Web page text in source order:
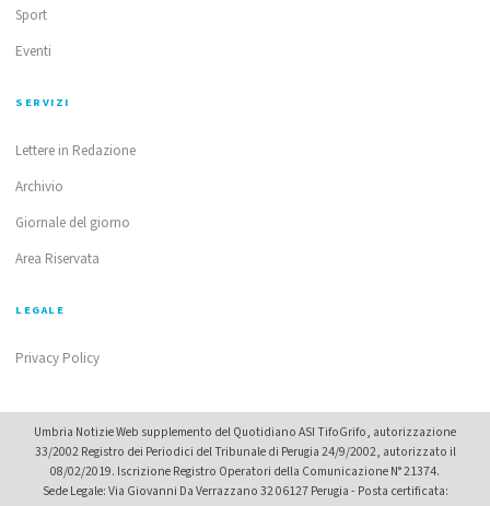
Sport
Eventi
SERVIZI
Lettere in Redazione
Archivio
Giornale del giorno
Area Riservata
LEGALE
Privacy Policy
Umbria Notizie Web supplemento del Quotidiano ASI TifoGrifo, autorizzazione
33/2002 Registro dei Periodici del Tribunale di Perugia 24/9/2002, autorizzato il
08/02/2019. Iscrizione Registro Operatori della Comunicazione N° 21374.
Sede Legale: Via Giovanni Da Verrazzano 32 06127 Perugia - Posta certificata: